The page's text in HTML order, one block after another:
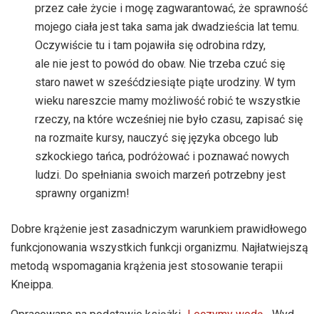
przez całe życie i mogę zagwarantować, że sprawność
mojego ciała jest taka sama jak dwadzieścia lat temu.
Oczywiście tu i tam pojawiła się odrobina rdzy,
ale nie jest to powód do obaw. Nie trzeba czuć się
staro nawet w sześćdziesiąte piąte urodziny. W tym
wieku nareszcie mamy możliwość robić te wszystkie
rzeczy, na które wcześniej nie było czasu, zapisać się
na rozmaite kursy, nauczyć się języka obcego lub
szkockiego tańca, podróżować i poznawać nowych
ludzi. Do spełniania swoich marzeń potrzebny jest
sprawny organizm!
Dobre krążenie jest zasadniczym warunkiem prawidłowego
funkcjonowania wszystkich funkcji organizmu. Najłatwiejszą
metodą wspomagania krążenia jest stosowanie terapii
Kneippa.